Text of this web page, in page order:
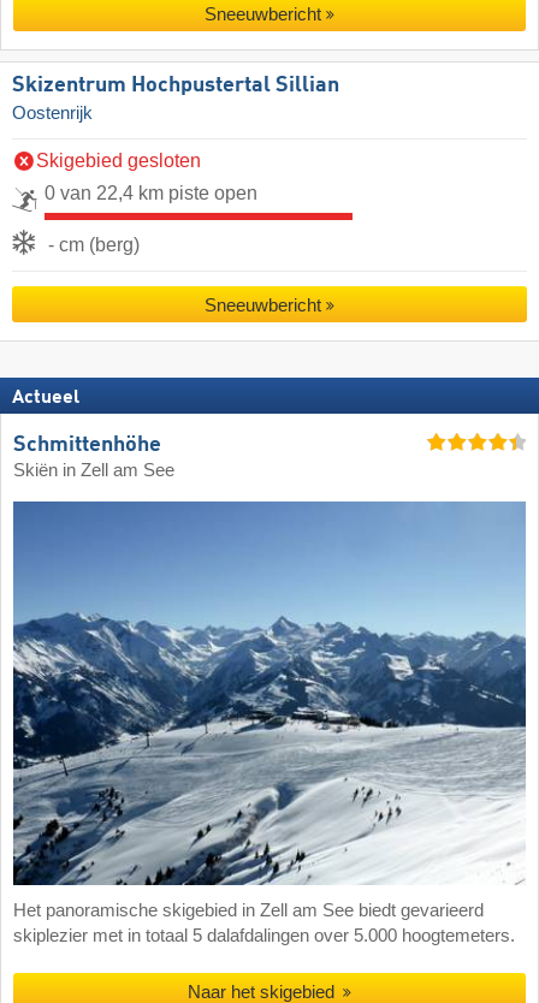
Sneeuwbericht
Skizentrum Hochpustertal Sillian
Oostenrijk
Skigebied gesloten
0 van 22,4 km piste open
- cm (berg)
Sneeuwbericht
Actueel
Schmittenhöhe
Skiën in Zell am See
Het panoramische skigebied in Zell am See biedt gevarieerd
skiplezier met in totaal 5 dalafdalingen over 5.000 hoogtemeters.
Naar het skigebied